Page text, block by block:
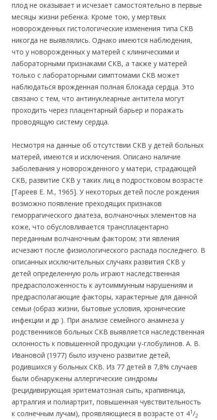
плод не оказывает и исчезает самостоятельно в первые
месяцы жизни ребенка. Кроме тою, у мертвых
новорожденных гистологические изменения типа СКВ
никогда не выявлялись. Однако имеются наблюдения,
что у новорожденных у матерей с клиническими и
лабораторными признаками СКВ, а также у матерей
только с лабораторными симптомами СКВ может
наблюдаться врожденная полная блокада сердца. Это
связано с тем, что антинуклеарные антитела могут
проходить через плацентарный барьер и поражать
проводящую систему сердца.
Несмотря на данные об отсутствии СКВ у детей больных
матерей, имеются и исключения. Описано наличие
заболевания у новорожденного у матери, страдающей
СКВ, развитие СКВ у таких лиц в подростковом возрасте
[Тареев Е. М., 1965]. У некоторых детей после рождения
возможно появление преходящих признаков
геморрагического диатеза, волчаночных элементов на
коже, что обусловливается трансплацентарно
переданным волчаночным фактором; эти явления
исчезают после физиологического распада последнего. В
описанных исключительных случаях развития СКВ у
детей определенную роль играют наследственная
предрасположенность к аутоиммунным нарушениям и
предрасполагающие факторы, характерные для данной
семьи (образ жизни, бытовые условия, хронические
инфекции и др ). При анализе семейного анамнеза у
родственников больных СКВ выявляется наследственная
склонность к повышенной продукции γ-глобулинов. А. В.
Ивановой (1977) было изучено развитие детей,
родившихся у больных СКВ. Из 77 детей в 7,8% случаев
были обнаружены аллергические синдромы
(рецидивирующая эритематозная сыпь, крапивница,
артралгия и полиартрит, повышенная чувствительность
к солнечным лучам), проявляющиеся в возрасте от 41/2